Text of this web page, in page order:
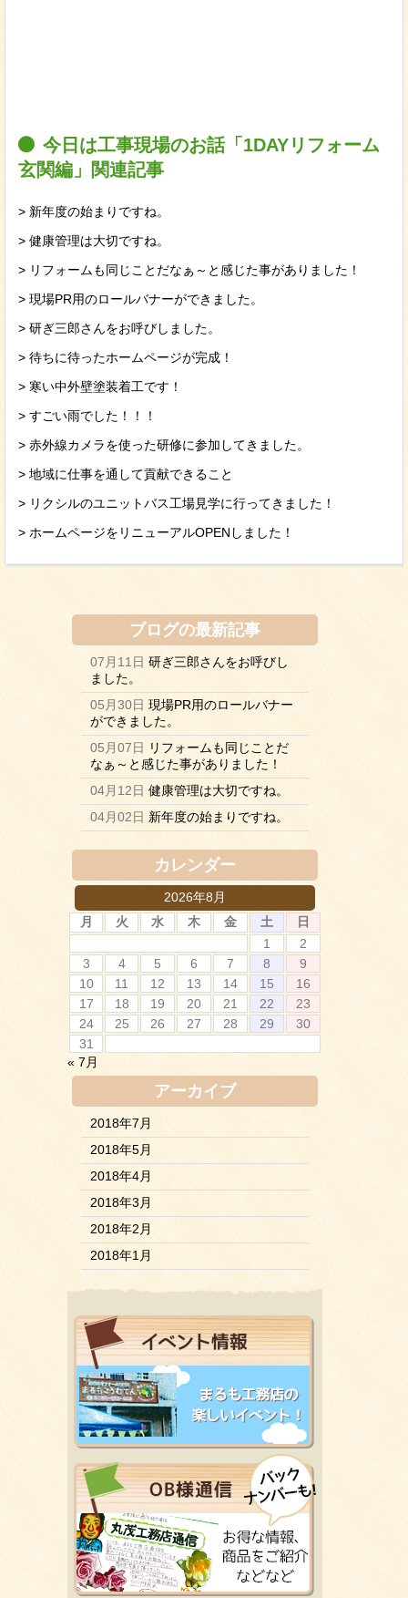
今日は工事現場のお話「1DAYリフォーム
玄関編」関連記事
> 新年度の始まりですね。
> 健康管理は大切ですね。
> リフォームも同じことだなぁ～と感じた事がありました！
> 現場PR用のロールバナーができました。
> 研ぎ三郎さんをお呼びしました。
> 待ちに待ったホームページが完成！
> 寒い中外壁塗装着工です！
> すごい雨でした！！！
> 赤外線カメラを使った研修に参加してきました。
> 地域に仕事を通して貢献できること
> リクシルのユニットバス工場見学に行ってきました！
> ホームページをリニューアルOPENしました！
ブログの最新記事
07月11日 研ぎ三郎さんをお呼びし
ました。
05月30日 現場PR用のロールバナー
ができました。
05月07日 リフォームも同じことだ
なぁ～と感じた事がありました！
04月12日 健康管理は大切ですね。
04月02日 新年度の始まりですね。
カレンダー
2026年8月
月
火 水 木 金 土
日
1
2
3
4 5 6 7 8
9
10
11 12 13 14 15
16
17
18 19 20 21 22
23
24
25 26 27 28 29
30
31
« 7月
アーカイブ
2018年7月
2018年5月
2018年4月
2018年3月
2018年2月
2018年1月